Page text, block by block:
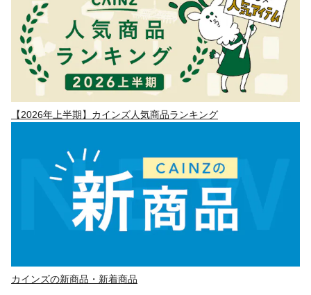
【2026年上半期】カインズ人気商品ランキング
カインズの新商品・新着商品